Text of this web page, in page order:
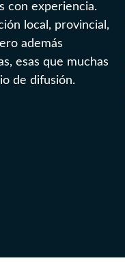
con experiencia.
local, provincial,
además
esas que muchas
de difusión.